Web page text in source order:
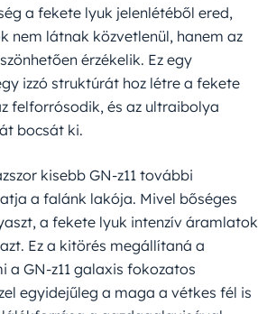
a fekete lyuk jelenlétéből ered,
nem látnak közvetlenül, hanem az
érzékelik. Ez egy
izzó struktúrát hoz létre a fekete
felforrósodik, és az ultraibolya
bocsát ki.
kisebb GN-z11 további
a falánk lakója. Mivel bőséges
a fekete lyuk intenzív áramlatok
Ez a kitörés megállítaná a
a GN-z11 galaxis fokozatos
egyidejűleg a maga a vétkes fél is